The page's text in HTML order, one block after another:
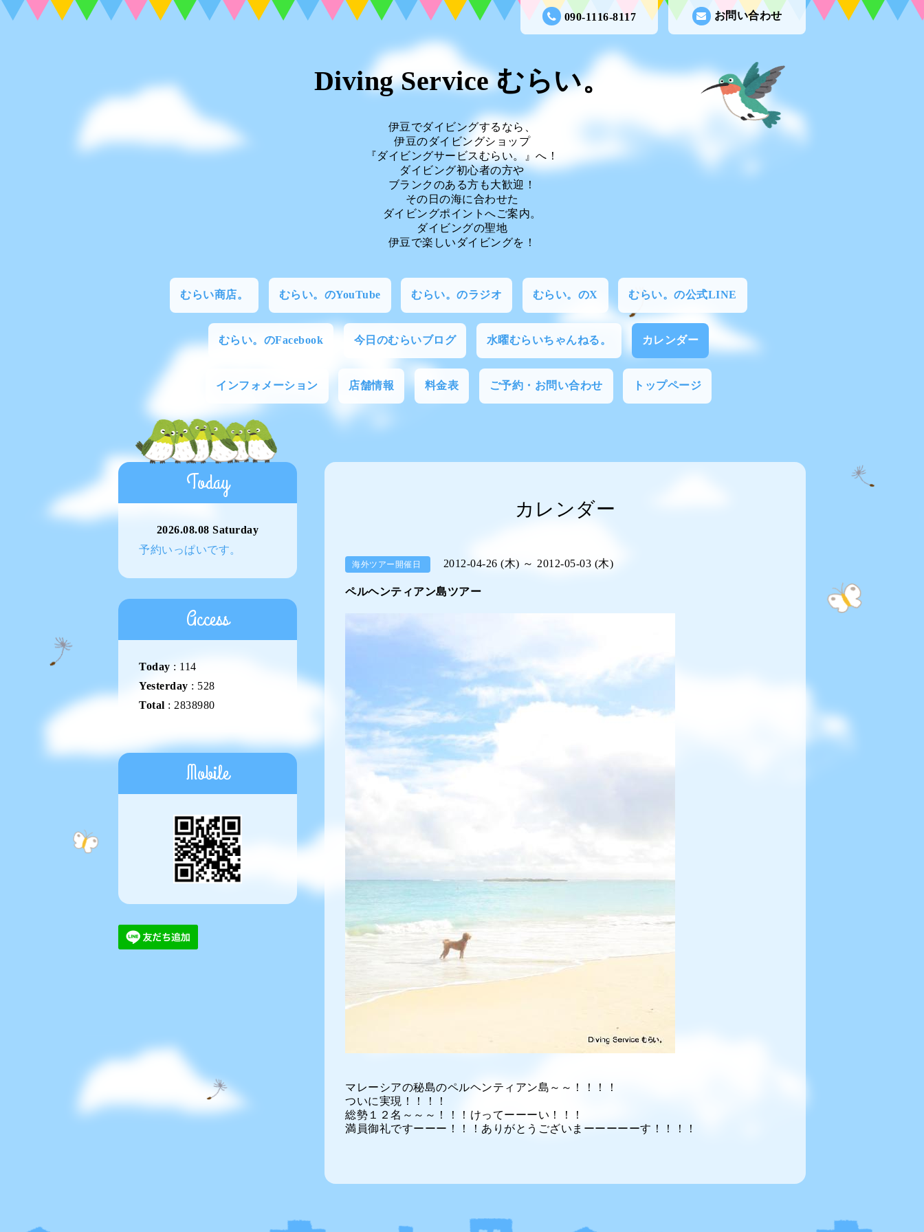
お問い合わせ
090-1116-8117
Diving Service むらい。
伊豆でダイビングするなら、
伊豆のダイビングショップ
『ダイビングサービスむらい。』へ！
ダイビング初心者の方や
ブランクのある方も大歓迎！
その日の海に合わせた
ダイビングポイントへご案内。
ダイビングの聖地
伊豆で楽しいダイビングを！
むらい商店。 むらい。のYouTube むらい。のラジオ むらい。のX むらい。の公式LINE
むらい。のFacebook 今日のむらいブログ 水曜むらいちゃんねる。 カレンダー
インフォメーション 店舗情報 料金表 ご予約・お問い合わせ トップページ
カレンダー
海外ツアー開催日 2012-04-26 (木) ～ 2012-05-03 (木)
ペルヘンティアン島ツアー
マレーシアの秘島のペルヘンティアン島～～！！！！
ついに実現！！！！
総勢１２名～～～！！！けってーーーい！！！
満員御礼ですーーー！！！ありがとうございまーーーーーす！！！！
Today
2026.08.08 Saturday
予約いっぱいです。
Access
Today : 114
Yesterday : 528
Total : 2838980
Mobile